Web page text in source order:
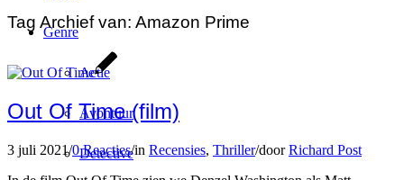
Genre
Actie
Avontuur
Detective
Tag Archief van: Amazon Prime
Out Of Time (film)
3 juli 2021/0 Reacties/in Recensies, Thriller/doorRichard Post